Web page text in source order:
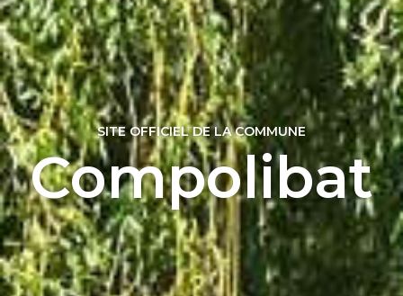
SITE OFFICIEL DE LA COMMUNE
Compolibat